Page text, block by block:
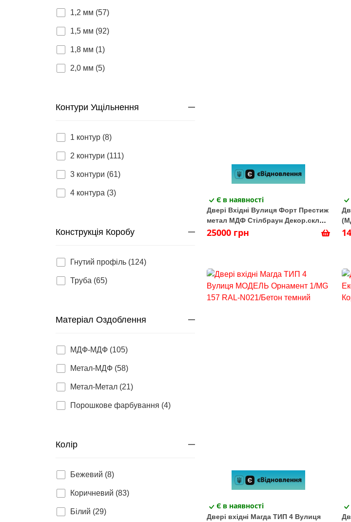
1,2 мм (57)
1,5 мм (92)
1,8 мм (1)
2,0 мм (5)
Контури Ущільнення
1 контур (8)
2 контури (111)
3 контури (61)
4 контура (3)
Конструкція Коробу
Гнутий профіль (124)
Труба (65)
Матеріал Оздоблення
МДФ-МДФ (105)
Метал-МДФ (58)
Метал-Метал (21)
Порошкове фарбування (4)
Колір
Бежевий (8)
Коричневий (83)
Білий (29)
Є в наявності
Двері Вхідні Вулиця Форт Престиж
метал МДФ Стілбраун Декор.скло
(лакобель)
25000 грн
Є в наявності
Двері вхідні Магда ТИП 4 Вулиця